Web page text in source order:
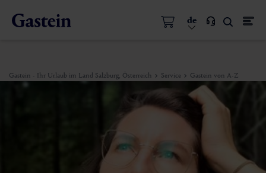
de
Gastein - Ihr Urlaub im Land Salzburg, Österreich Service Gastein von A-Z